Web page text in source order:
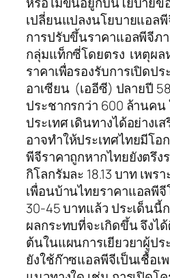
เปลี่ยนแปลงนโยบายแอลพี
การปรับขึ้นราคาแอลพีจีภ
กลุ่มแท็กซี่โดยตรง เหตุผ
ราคาเพื่อรองรับการเปิดป
อาเซียน (เออีซี) ปลายปี
ประชากรกว่า 600 ล้านคน
ประเทศ เดินทางได้อย่างเ
อาจทำให้ประเทศไทยมีโ
พีจีราคาถูกหากไทยยังตรึง
กิโลกรัมละ 18.13 บาท เพร
เพื่อนบ้านไทยราคาแอลพี
30-45 บาทแล้ว ประเด็นนี้
ผลกระทบที่จะเกิดขึ้น จึงไ
ต้นในแผนการเยียวยาผู้ป
ยังใช้ก๊าซแอลพีจีเป็นเชื้อเ